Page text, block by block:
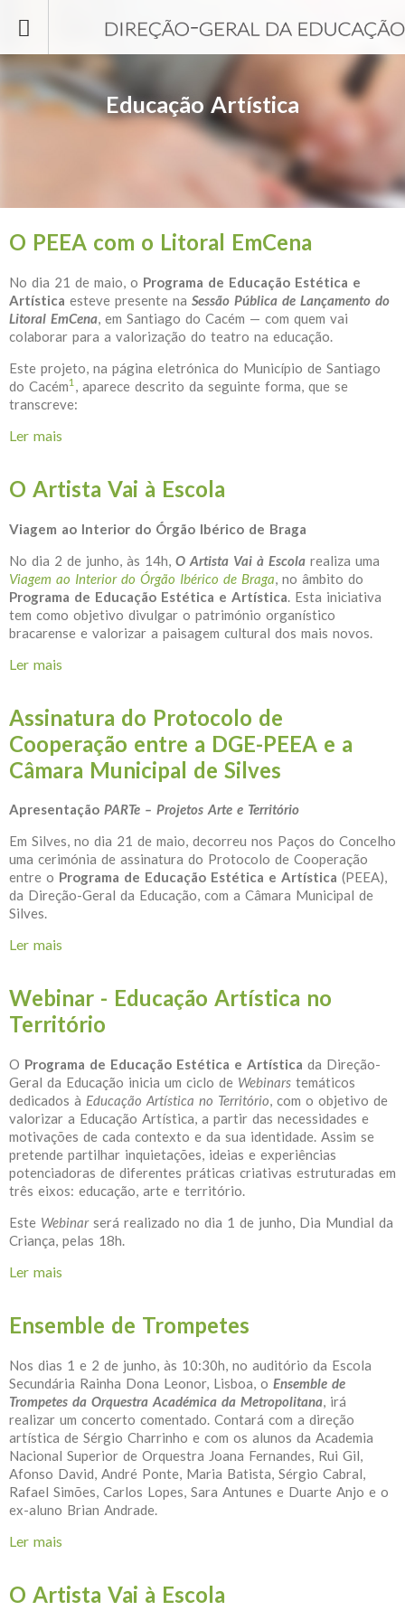
Educação Artística
O PEEA com o Litoral EmCena
No dia 21 de maio, o Programa de Educação Estética e
Artística esteve presente na Sessão Pública de Lançamento do
Litoral EmCena, em Santiago do Cacém — com quem vai
colaborar para a valorização do teatro na educação.
Este projeto, na página eletrónica do Município de Santiago
do Cacém1 , aparece descrito da seguinte forma, que se
transcreve:
Ler mais
O Artista Vai à Escola
Viagem ao Interior do Órgão Ibérico de Braga
No dia 2 de junho, às 14h, O Artista Vai à Escola realiza uma
Viagem ao Interior do Órgão Ibérico de Braga, no âmbito do
Programa de Educação Estética e Artística. Esta iniciativa
tem como objetivo divulgar o património organístico
bracarense e valorizar a paisagem cultural dos mais novos.
Ler mais
Assinatura do Protocolo de
Cooperação entre a DGE-PEEA e a
Câmara Municipal de Silves
Apresentação PARTe – Projetos Arte e Território
Em Silves, no dia 21 de maio, decorreu nos Paços do Concelho
uma cerimónia de assinatura do Protocolo de Cooperação
entre o Programa de Educação Estética e Artística (PEEA),
da Direção-Geral da Educação, com a Câmara Municipal de
Silves.
Ler mais
Webinar - Educação Artística no
Território
O Programa de Educação Estética e Artística da Direção-
Geral da Educação inicia um ciclo de Webinars temáticos
dedicados à Educação Artística no Território, com o objetivo de
valorizar a Educação Artística, a partir das necessidades e
motivações de cada contexto e da sua identidade. Assim se
pretende partilhar inquietações, ideias e experiências
potenciadoras de diferentes práticas criativas estruturadas em
três eixos: educação, arte e território.
Este Webinar será realizado no dia 1 de junho, Dia Mundial da
Criança, pelas 18h.
Ler mais
Ensemble de Trompetes
Nos dias 1 e 2 de junho, às 10:30h, no auditório da Escola
Secundária Rainha Dona Leonor, Lisboa, o Ensemble de
Trompetes da Orquestra Académica da Metropolitana, irá
realizar um concerto comentado. Contará com a direção
artística de Sérgio Charrinho e com os alunos da Academia
Nacional Superior de Orquestra Joana Fernandes, Rui Gil,
Afonso David, André Ponte, Maria Batista, Sérgio Cabral,
Rafael Simões, Carlos Lopes, Sara Antunes e Duarte Anjo e o
ex-aluno Brian Andrade.
Ler mais
O Artista Vai à Escola